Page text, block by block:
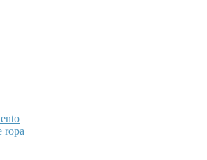
ropa